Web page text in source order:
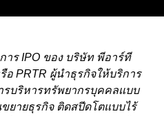
าร IPO ของ บริษัท พีอาร์ที
อ PRTR ผู้นำธุรกิจให้บริการ
รบริหารทรัพยากรบุคคลแบบ
ยายธุรกิจ ติดสปีดโตแบบไร้